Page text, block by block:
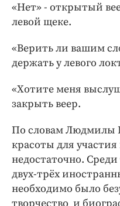
«Нет» - открытый
левой щеке.
«Верить ли вашим
держать у левого
«Хотите меня
закрыть веер.
По словам Людмилы
красоты для
недостаточно.
двух-трёх
необходимо было